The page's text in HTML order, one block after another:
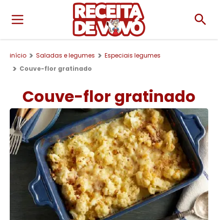
início Saladas e legumes
Especiais legumes
Couve-flor gratinado
Couve-flor gratinado